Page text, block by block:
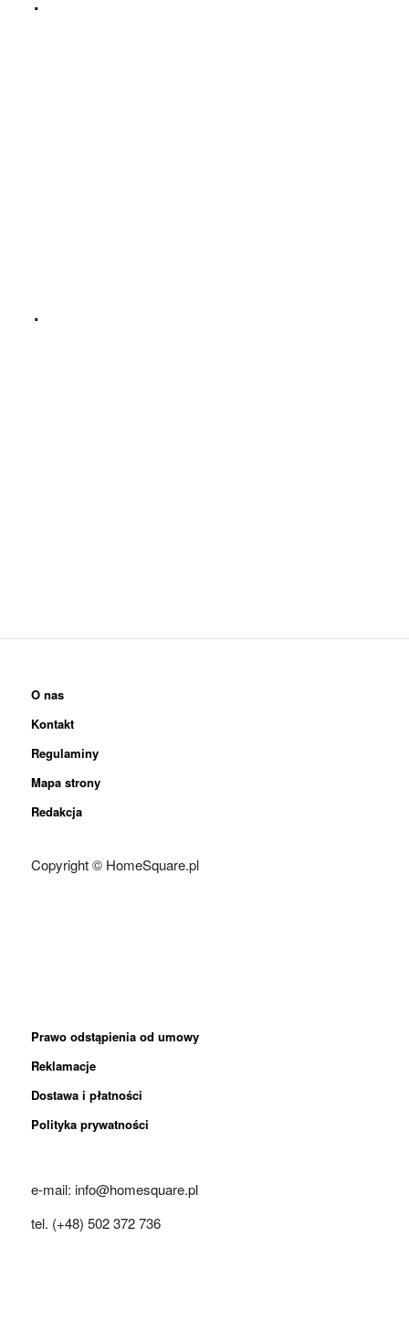
O nas
Kontakt
Regulaminy
Mapa strony
Redakcja
Copyright © HomeSquare.pl
Prawo odstąpienia od umowy
Reklamacje
Dostawa i płatności
Polityka prywatności
e-mail: info@homesquare.pl
tel. (+48) 502 372 736